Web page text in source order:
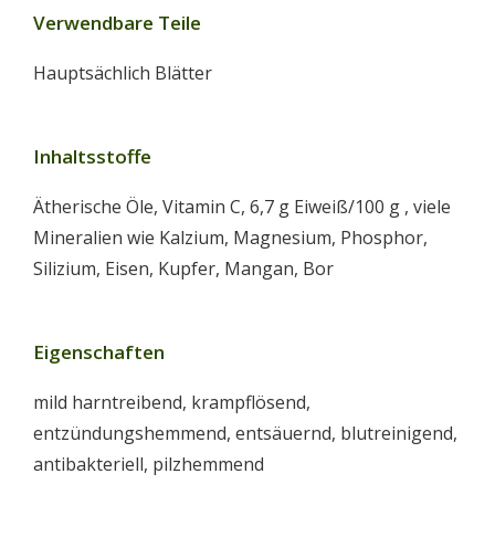
Verwendbare Teile
Hauptsächlich Blätter
Inhaltsstoffe
Ätherische Öle, Vitamin C, 6,7 g Eiweiß/100 g , viele
Mineralien wie Kalzium, Magnesium, Phosphor,
Silizium, Eisen, Kupfer, Mangan, Bor
Eigenschaften
mild harntreibend, krampflösend,
entzündungshemmend, entsäuernd, blutreinigend,
antibakteriell, pilzhemmend